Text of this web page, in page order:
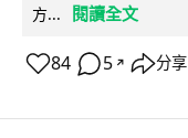
方...
閱讀全文
84 5 ↗ 分享